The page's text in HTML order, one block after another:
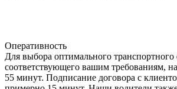
Оперативность
Для выбора оптимального транспортного
соответствующего вашим требованиям,
55 минут. Подписание договора с